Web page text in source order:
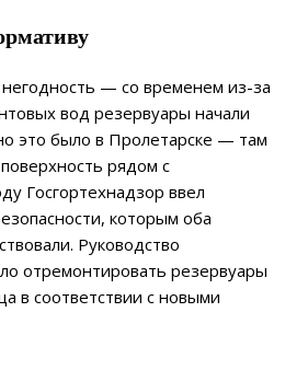
— со временем из-за
вод резервуары начали
это было в Пролетарске — там
рядом с
Госгортехнадзор ввел
которым оба
Руководство
отремонтировать резервуары
в соответствии с новыми